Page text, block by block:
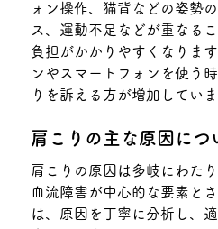
ォン操作、猫背などの姿勢
ス、運動不足などが重なる
負担がかかりやすくなりま
ンやスマートフォンを使う
りを訴える方が増加していま
肩こりの主な原因につ
肩こりの原因は多岐にわた
血流障害が中心的な要素と
は、原因を丁寧に分析し、